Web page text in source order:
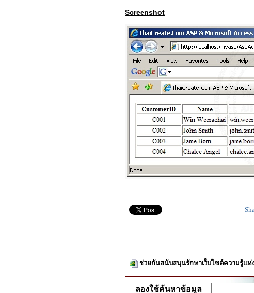
Screenshot
ช่วยกันสนับสนุนรักษาเว็บไซต์ความรู้แ
ลองใช้ค้นหาข้อมูล